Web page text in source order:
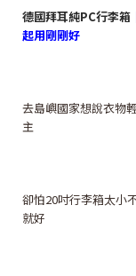
德國拜耳純PC行李箱
起用剛剛好
去島嶼國家想說衣物
主
卻怕20吋行李箱太小
就好